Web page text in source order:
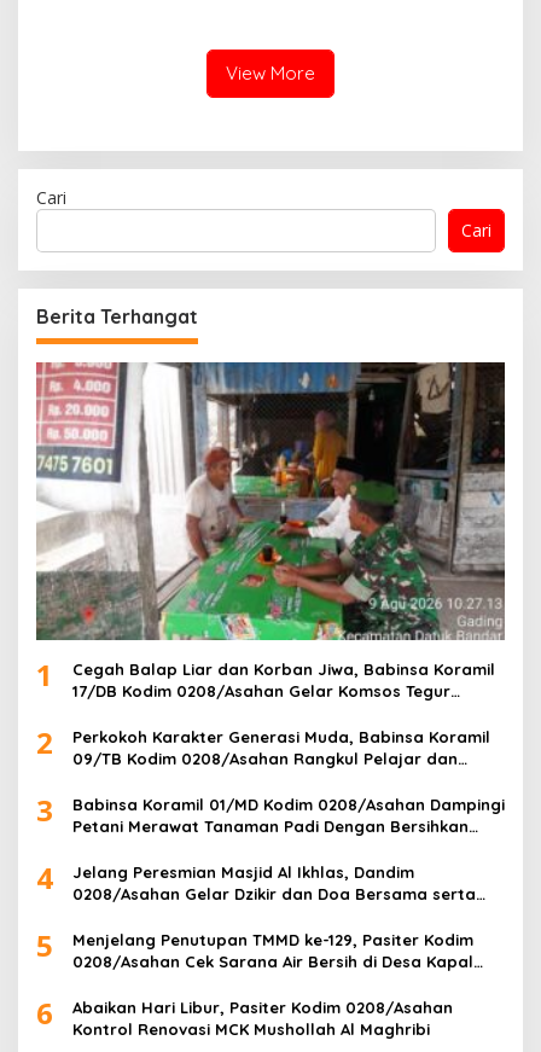
View More
Cari
Cari
Berita Terhangat
1
Cegah Balap Liar dan Korban Jiwa, Babinsa Koramil
17/DB Kodim 0208/Asahan Gelar Komsos Tegur
2
Perkokoh Karakter Generasi Muda, Babinsa Koramil
09/TB Kodim 0208/Asahan Rangkul Pelajar dan
3
Babinsa Koramil 01/MD Kodim 0208/Asahan Dampingi
Petani Merawat Tanaman Padi Dengan Bersihkan
4
Jelang Peresmian Masjid Al Ikhlas, Dandim
0208/Asahan Gelar Dzikir dan Doa Bersama serta
5
Menjelang Penutupan TMMD ke-129, Pasiter Kodim
0208/Asahan Cek Sarana Air Bersih di Desa Kapal
6
Abaikan Hari Libur, Pasiter Kodim 0208/Asahan
Kontrol Renovasi MCK Mushollah Al Maghribi